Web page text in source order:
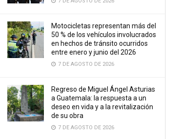
Motocicletas representan más del
50 % de los vehículos involucrados
en hechos de tránsito ocurridos
entre enero y junio del 2026
7 DE AGOSTO DE 2026
Regreso de Miguel Ángel Asturias
a Guatemala: la respuesta a un
deseo en vida y a la revitalización
de su obra
7 DE AGOSTO DE 2026